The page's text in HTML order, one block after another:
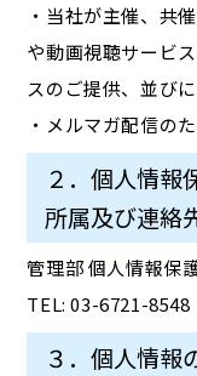
・当社が主催、共
や動画視聴サービ
スのご提供、並び
・メルマガ配信の
２．個人情報
所属及び連絡
管理部 個人情報保
TEL: 03-6721-
３．個人情報